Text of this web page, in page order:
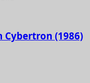
Cybertron (1986)